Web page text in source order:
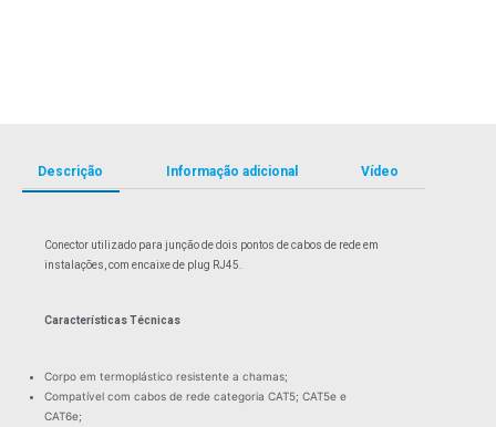
Descrição Informação adicional Vídeo
Conector utilizado para junção de dois pontos de cabos de rede em
instalações, com encaixe de plug RJ45.
Características Técnicas
Corpo em termoplástico resistente a chamas;
Compatível com cabos de rede categoria CAT5; CAT5e e
CAT6e;